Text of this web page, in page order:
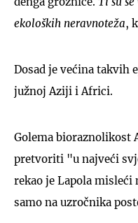
ekoloških neravnoteža,
Dosad je većina takvih
južnoj Aziji i Africi.
Golema bioraznolikost
pretvoriti "u najveći
rekao je Lapola misleći
samo na uzročnika